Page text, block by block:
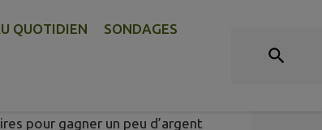
QUOTIDIEN SONDAGES
pour gagner un peu d’argent